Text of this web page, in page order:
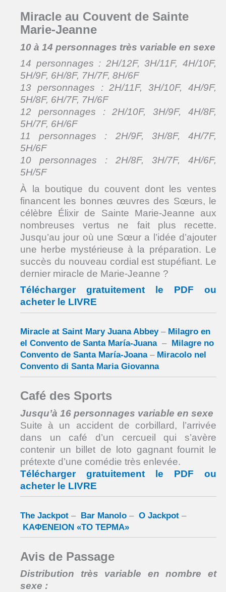
Miracle au Couvent de Sainte
Marie-Jeanne
10 à 14 personnages très variable en sexe
14 personnages : 2H/12F, 3H/11F, 4H/10F,
5H/9F, 6H/8F, 7H/7F, 8H/6F
13 personnages : 2H/11F, 3H/10F, 4H/9F,
5H/8F, 6H/7F, 7H/6F
12 personnages : 2H/10F, 3H/9F, 4H/8F,
5H/7F, 6H/6F
11 personnages : 2H/9F, 3H/8F, 4H/7F,
5H/6F
10 personnages : 2H/8F, 3H/7F, 4H/6F,
5H/5F
À la boutique du couvent dont les ventes
financent les bonnes œuvres des Sœurs, le
célèbre Élixir de Sainte Marie-Jeanne aux
nombreuses vertus ne fait plus recette.
Jusqu’au jour où une Sœur a l’idée d’ajouter
une herbe mystérieuse à la préparation. Le
succès du nouveau cordial est stupéfiant. Le
dernier miracle de Marie-Jeanne ?
Télécharger gratuitement le PDF ou
acheter le LIVRE
Miracle at Saint Mary Juana Abbey– Milagro en
el Convento de Santa María-Juana– Milagre no
Convento de Santa María-Joana– Miracolo nel
Convento di Santa Maria Giovanna
Café des Sports
Jusqu’à 16 personnages variable en sexe
Suite à un accident de corbillard, l’arrivée
dans un café d’un cercueil qui s’avère
contenir un billet de loto gagnant fournit le
prétexte d’une comédie très enlevée.
Télécharger gratuitement le PDF ou
acheter le LIVRE
The Jackpot – Bar Manolo – O Jackpot –
ΚΑΦΕΝΕΙΟΝ «ΤΟ ΤΕΡΜΑ»
Avis de Passage
Distribution très variable en nombre et
sexe :